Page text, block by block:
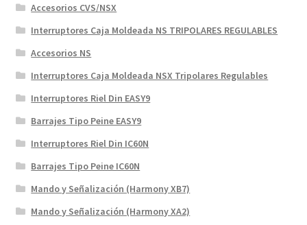
Accesorios CVS/NSX
Interruptores Caja Moldeada NS TRIPOLARES REGULABLES
Accesorios NS
Interruptores Caja Moldeada NSX Tripolares Regulables
Interruptores Riel Din EASY9
Barrajes Tipo Peine EASY9
Interruptores Riel Din IC60N
Barrajes Tipo Peine IC60N
Mando y Señalización (Harmony XB7)
Mando y Señalización (Harmony XA2)